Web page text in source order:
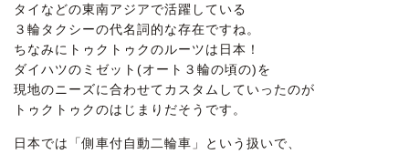
タイなどの東南アジアで活躍している
３輪タクシーの代名詞的な存在ですね。
ちなみにトゥクトゥクのルーツは日本！
ダイハツのミゼット(オート３輪の頃の)を
現地のニーズに合わせてカスタムしていったのが
トゥクトゥクのはじまりだそうです。
日本では「側車付自動二輪車」という扱いで、